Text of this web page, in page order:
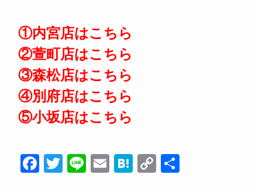
①内宮店はこちら
②萱町店はこちら
③森松店はこちら
④別府店はこちら
⑤小坂店はこちら
F
T
Li
E
H
C